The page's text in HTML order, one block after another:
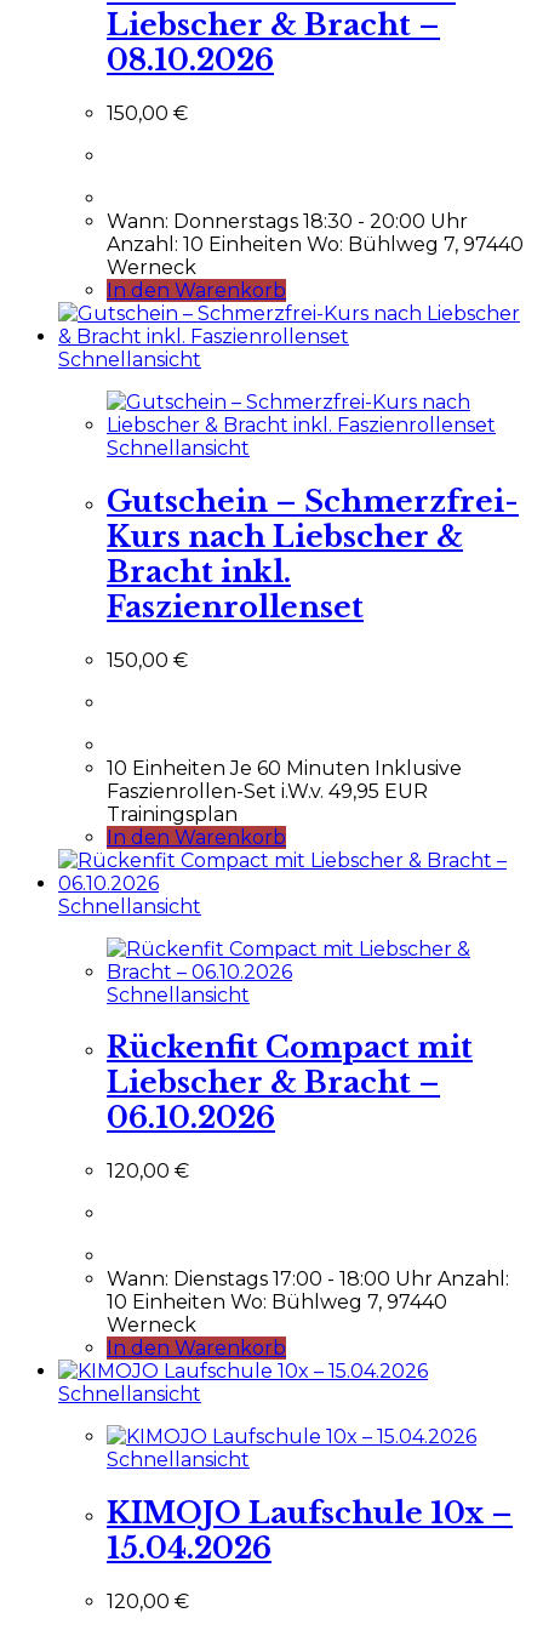
Liebscher & Bracht –
08.10.2026
150,00 €
Wann: Donnerstags 18:30 - 20:00 Uhr
Anzahl: 10 Einheiten Wo: Bühlweg 7, 97440
Werneck
In den Warenkorb
Schnellansicht
Schnellansicht
Gutschein – Schmerzfrei-
Kurs nach Liebscher &
Bracht inkl.
Faszienrollenset
150,00 €
10 Einheiten Je 60 Minuten Inklusive
Faszienrollen-Set i.W.v. 49,95 EUR
Trainingsplan
In den Warenkorb
Schnellansicht
Schnellansicht
Rückenfit Compact mit
Liebscher & Bracht –
06.10.2026
120,00 €
Wann: Dienstags 17:00 - 18:00 Uhr Anzahl:
10 Einheiten Wo: Bühlweg 7, 97440
Werneck
In den Warenkorb
Schnellansicht
Schnellansicht
KIMOJO Laufschule 10x –
15.04.2026
120,00 €